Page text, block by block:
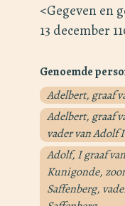
<Gegeven en
13 december
Genoemde
Adelbert, graaf
Adelbert, graaf
vader van Adolf
Adolf, I graaf
Kunigonde,
Saffenberg,